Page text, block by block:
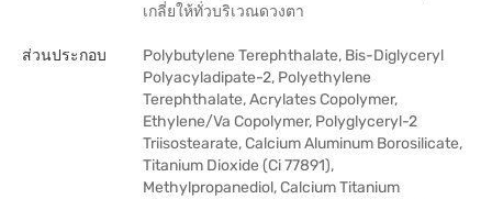
เกลี่ยให้ทั่วบริเวณดวงตา
ส่วนประกอบ
Polybutylene Terephthalate, Bis-Diglyceryl
Polyacyladipate-2, Polyethylene
Terephthalate, Acrylates Copolymer,
Ethylene/Va Copolymer, Polyglyceryl-2
Triisostearate, Calcium Aluminum Borosilicate,
Titanium Dioxide (Ci 77891),
Methylpropanediol, Calcium Titanium